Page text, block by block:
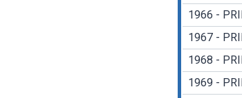
1966 -
1967 -
1968 -
1969 -